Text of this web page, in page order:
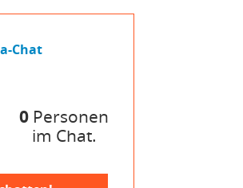
Chat
0 Personen
im Chat.